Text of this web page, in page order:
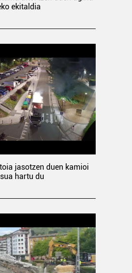
ekitaldia
jasotzen duen kamioi
hartu du